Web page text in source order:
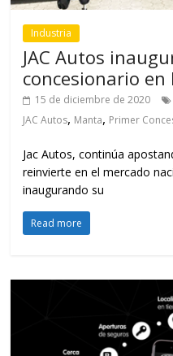
Industria
JAC Autos
concesionario en
15 de diciembre de 2020
JAC Autos, Manta, Primer
Jac Autos, continúa
reinvierte en el mercado
inaugurando su
Read more